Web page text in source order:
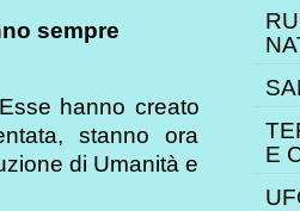
sempre
hanno creato
stanno ora
di Umanità e
E